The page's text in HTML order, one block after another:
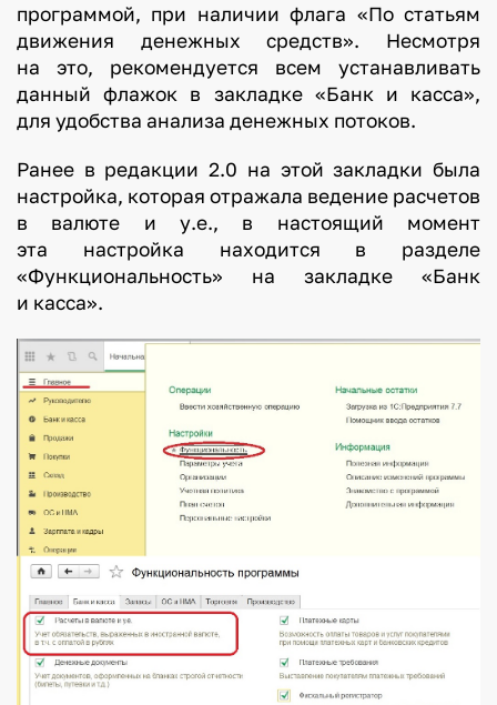
программой, при наличии флага «По статьям
движения денежных средств». Несмотря
на это, рекомендуется всем устанавливать
данный флажок в закладке «Банк и касса»,
для удобства анализа денежных потоков.
Ранее в редакции 2.0 на этой закладки была
настройка, которая отражала ведение расчетов
в валюте и у.е., в настоящий момент
эта настройка находится в разделе
«Функциональность» на закладке «Банк
и касса».